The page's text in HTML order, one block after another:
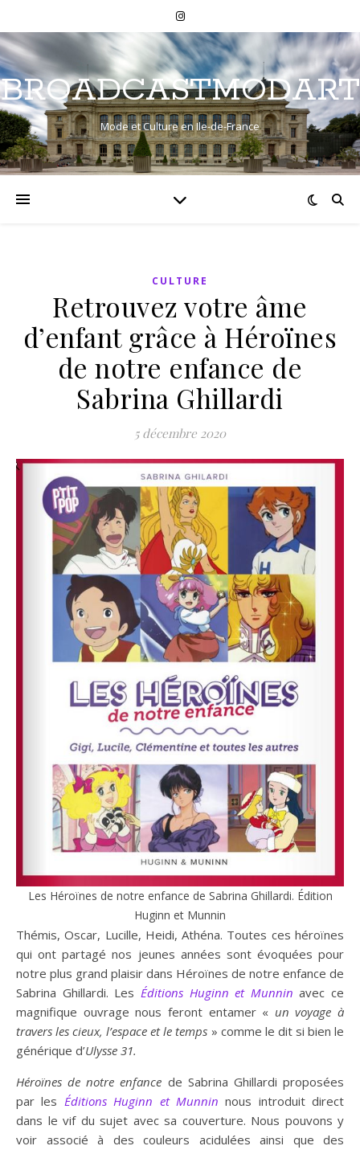
BROADCASTMODART
Mode et Culture en Ile-de-France
CULTURE
Retrouvez votre âme
d’enfant grâce à Héroïnes
de notre enfance de
Sabrina Ghillardi
5 décembre 2020
Les Héroïnes de notre enfance de Sabrina Ghillardi. Édition
Huginn et Munnin
Thémis, Oscar, Lucille, Heidi, Athéna. Toutes ces héroïnes
qui ont partagé nos jeunes années sont évoquées pour
notre plus grand plaisir dans Héroïnes de notre enfance de
Sabrina Ghillardi. Les Éditions Huginn et Munnin avec ce
magnifique ouvrage nous feront entamer « un voyage à
travers les cieux, l’espace et le temps » comme le dit si bien le
générique d’Ulysse 31.
Héroïnes de notre enfance de Sabrina Ghillardi proposées
par les Éditions Huginn et Munnin nous introduit direct
dans le vif du sujet avec sa couverture. Nous pouvons y
voir associé à des couleurs acidulées ainsi que des